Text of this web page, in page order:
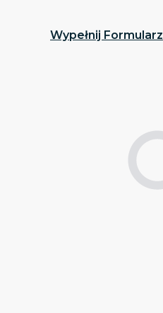
Wypełnij Formularz